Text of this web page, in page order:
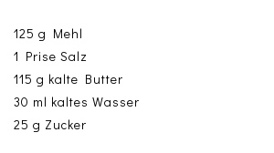
125 g Mehl
1 Prise Salz
115 g kalte Butter
30 ml kaltes Wasser
25 g Zucker